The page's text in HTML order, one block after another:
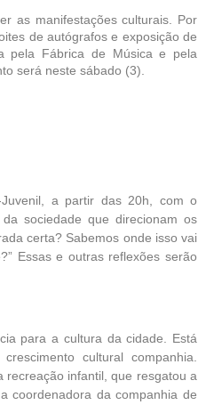
as manifestações culturais. Por
de autógrafos e exposição de
pela Fábrica de Música e pela
será neste sábado (3).
a partir das 20h, com o
sociedade que direcionam os
certa? Sabemos onde isso vai
Essas e outras reflexões serão
para a cultura da cidade. Está
cultural companhia.
infantil, que resgatou a
coordenadora da companhia de